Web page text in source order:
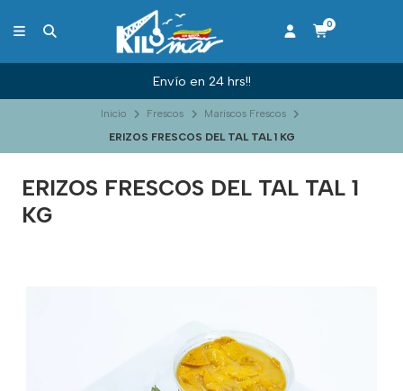
0
Envío en 24 hrs!!
Inicio Frescos
Mariscos Frescos
ERIZOS FRESCOS DEL TAL TAL 1 KG
ERIZOS FRESCOS DEL TAL TAL 1
KG